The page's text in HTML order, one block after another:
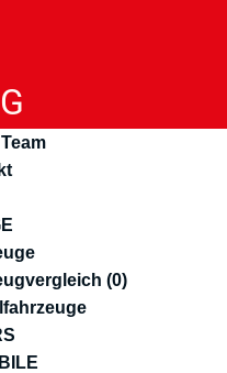
(0)